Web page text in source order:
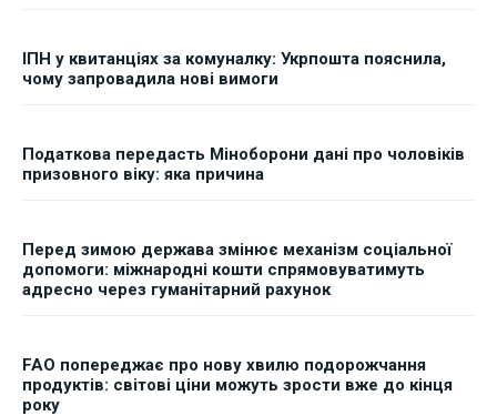
ІПН у квитанціях за комуналку: Укрпошта пояснила,
чому запровадила нові вимоги
Податкова передасть Міноборони дані про чоловіків
призовного віку: яка причина
Перед зимою держава змінює механізм соціальної
допомоги: міжнародні кошти спрямовуватимуть
адресно через гуманітарний рахунок
FAO попереджає про нову хвилю подорожчання
продуктів: світові ціни можуть зрости вже до кінця
року